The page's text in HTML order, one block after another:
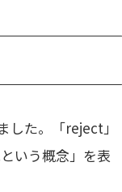
した。「reject」
いう概念」を表